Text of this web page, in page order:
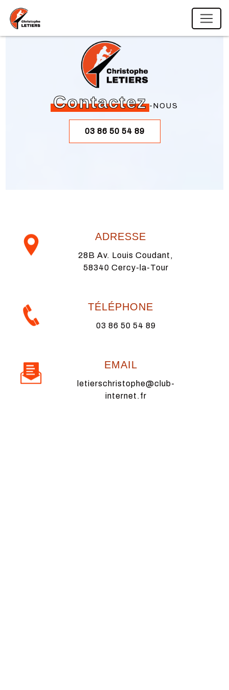
Panneau de gestion des cookies
Contactez -NOUS
03 86 50 54 89
ADRESSE
28B Av. Louis Coudant,
58340 Cercy-la-Tour
TÉLÉPHONE
03 86 50 54 89
EMAIL
letierschristophe@club-
internet.fr